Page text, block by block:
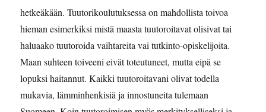
hetkeäkään. Tuutorikoulutuksessa on mahdollista toivoa
hieman esimerkiksi mistä maasta tuutoroitavat olisivat tai
haluaako tuutoroida vaihtareita vai tutkinto-opiskelijoita.
Maan suhteen toiveeni eivät toteutuneet, mutta eipä se
lopuksi haitannut. Kaikki tuutoroitavani olivat todella
mukavia, lämminhenkisiä ja innostuneita tulemaan